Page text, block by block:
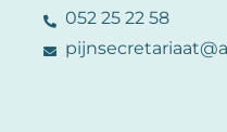
052 25 22 58